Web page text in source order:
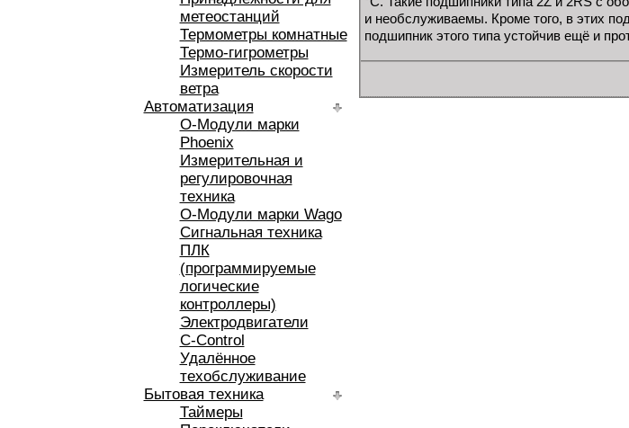
метеостанций
Термометры комнатные
Термо-гигрометры
Измеритель скорости
ветра
Автоматизация
O-Модули марки
Phoenix
Измерительная и
регулировочная
техника
O-Модули марки Wago
Сигнальная техника
ПЛК
(программируемые
логические
контроллеры)
Электродвигатели
C-Control
Удалённое
техобслуживание
Бытовая техника
Таймеры
и необслуживаемы. Кроме того, в этих
подшипник этого типа устойчив ещё и